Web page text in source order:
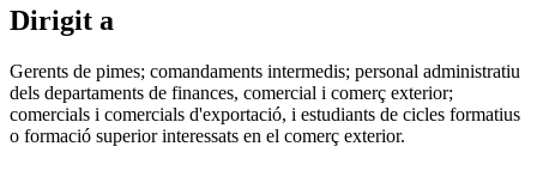
Dirigit a
Gerents de pimes; comandaments intermedis; personal administratiu
dels departaments de finances, comercial i comerç exterior;
comercials i comercials d'exportació, i estudiants de cicles formatius
o formació superior interessats en el comerç exterior.